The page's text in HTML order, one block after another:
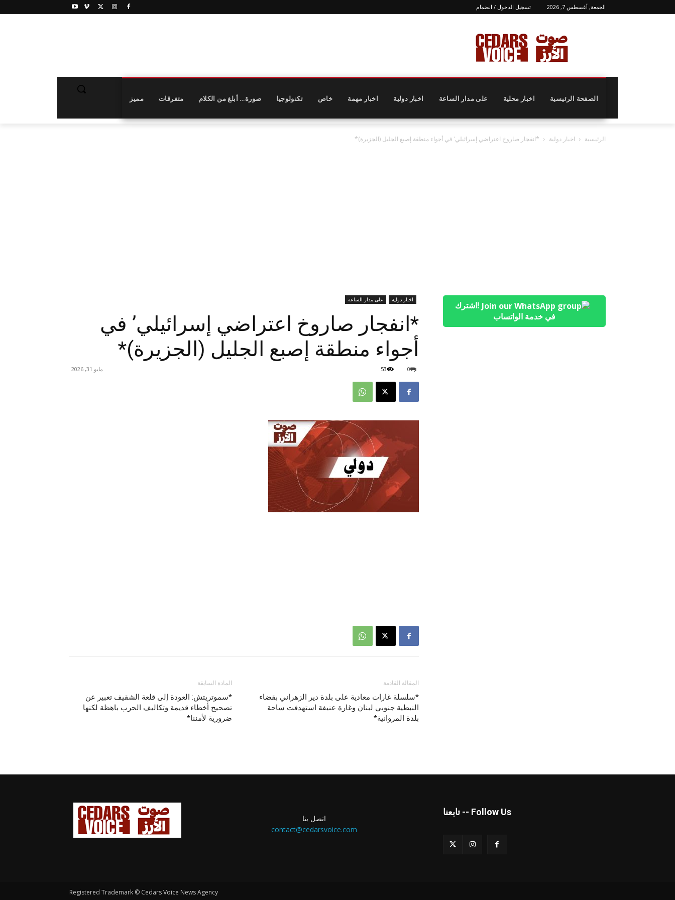
الجمعة, أغسطس 7, 2026 تسجيل الدخول / انضمام
الصفحة الرئيسية اخبار محلية على مدار الساعة اخبار دولية اخبار مهمة خاص تكنولوجيا صورة… أبلغ من الكلام متفرقات مميز
الرئيسية اخبار دولية *انفجار صاروخ اعتراضي إسرائيلي’ في أجواء منطقة إصبع الجليل (الجزيرة)*
اخبار دولية على مدار الساعة
*انفجار صاروخ اعتراضي إسرائيلي’ في
أجواء منطقة إصبع الجليل (الجزيرة)*
مايو 31, 2026 0
53
المادة السابقة
*سموتريتش: العودة إلى قلعة الشقيف تعبير عن
تصحيح أخطاء قديمة وتكاليف الحرب باهظة لكنها
ضرورية لأمننا*
المقالة القادمة
*سلسلة غارات معادية على بلدة دير الزهراني بقضاء
النبطية جنوبي لبنان وغارة عنيفة استهدفت ساحة
بلدة المروانية*
!اشترك
في خدمة الواتساب
اتصل بنا
contact@cedarsvoice.com
Follow Us -- تابعنا
Registered Trademark © Cedars Voice News Agency